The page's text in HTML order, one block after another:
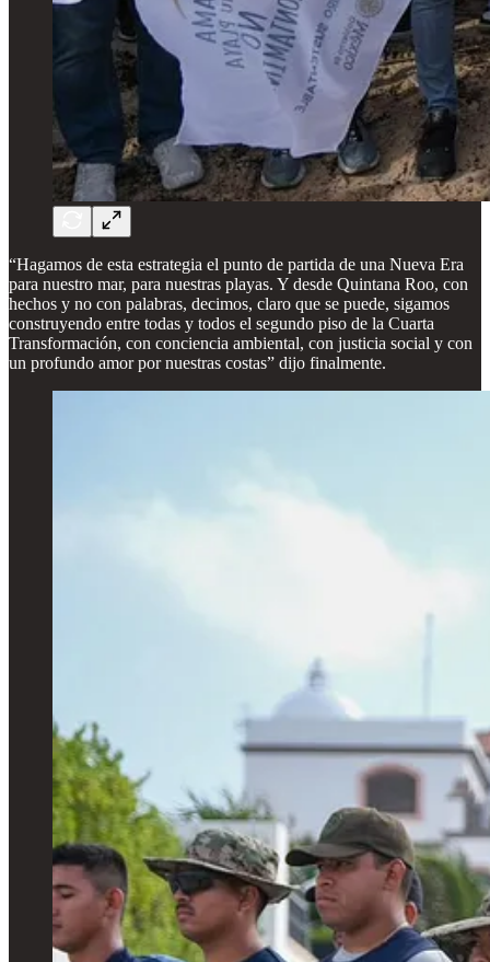
“Hagamos de esta estrategia el punto de partida de una Nueva Era
para nuestro mar, para nuestras playas. Y desde Quintana Roo, con
hechos y no con palabras, decimos, claro que se puede, sigamos
construyendo entre todas y todos el segundo piso de la Cuarta
Transformación, con conciencia ambiental, con justicia social y con
un profundo amor por nuestras costas” dijo finalmente.